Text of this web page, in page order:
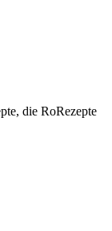
die RoRezepte